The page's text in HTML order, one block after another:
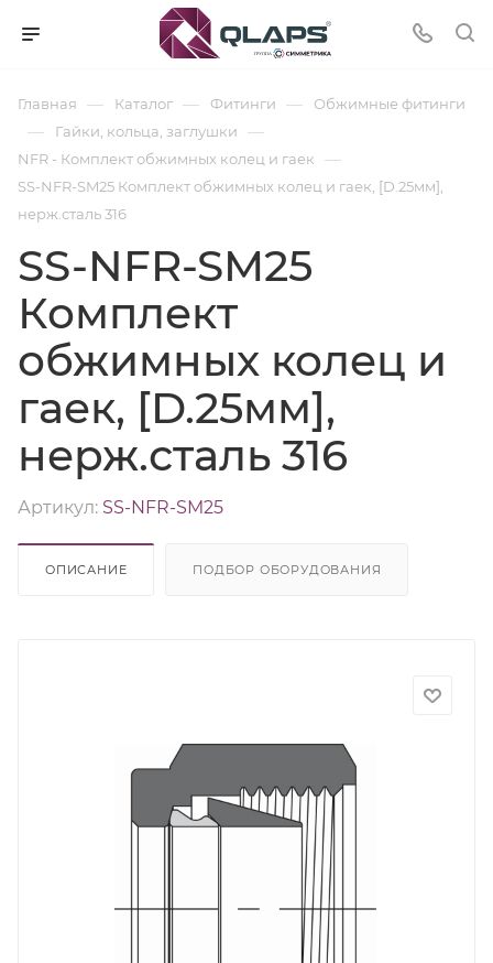
Главная — Каталог — Фитинги — Обжимные фитинги
— Гайки, кольца, заглушки —
NFR - Комплект обжимных колец и гаек —
SS-NFR-SM25 Комплект обжимных колец и гаек, [D.25мм],
нерж.сталь 316
SS-NFR-SM25
Комплект
обжимных колец и
гаек, [D.25мм],
нерж.сталь 316
Артикул: SS-NFR-SM25
ОПИСАНИЕ ПОДБОР ОБОРУДОВАНИЯ